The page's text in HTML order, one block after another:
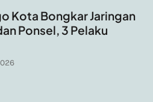
Kota Bongkar Jaringan
Ponsel, 3 Pelaku